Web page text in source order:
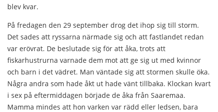
blev kvar.
På fredagen den 29 september drog det ihop sig till storm.
Det sades att ryssarna närmade sig och att fastlandet redan
var erövrat. De beslutade sig för att åka, trots att
fiskarhustrurna varnade dem mot att ge sig ut med kvinnor
och barn i det vädret. Man väntade sig att stormen skulle öka.
Några andra som hade åkt ut hade vänt tillbaka. Klockan kvart
i sex på eftermiddagen började de åka från Saaremaa.
Mamma mindes att hon varken var rädd eller ledsen, bara